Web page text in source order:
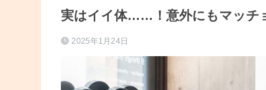
実はイイ体……！意外にもマッチ
2025年1月24日